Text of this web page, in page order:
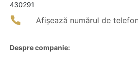
430291
Afișează numărul de telefon
Despre companie: